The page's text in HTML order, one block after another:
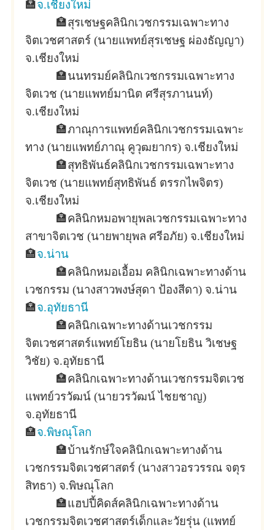
🏣จ.เชียงใหม่
🏣สุรเชษฐคลินิกเวชกรรมเฉพาะทาง
จิตเวชศาสตร์ (นายแพทย์สุรเชษฐ ผ่องธัญญา)
จ.เชียงใหม่
🏣นนทรมย์คลินิกเวชกรรมเฉพาะทาง
จิตเวช (นายแพทย์มานิต ศรีสุรภานนท์)
จ.เชียงใหม่
🏣ภาณุการแพทย์คลินิกเวชกรรมเฉพาะ
ทาง (นายแพทย์ภาณุ คูวุฒยากร) จ.เชียงใหม่
🏣สุทธิพันธ์คลินิกเวชกรรมเฉพาะทาง
จิตเวช (นายแพทย์สุทธิพันธ์ ตรรกไพจิตร)
จ.เชียงใหม่
🏣คลินิกหมอพายุพลเวชกรรมเฉพาะทาง
สาขาจิตเวช (นายพายุพล ศรีอภัย) จ.เชียงใหม่
🏣จ.น่าน
🏣คลินิกหมอเอื้อม คลินิกเฉพาะทางด้าน
เวชกรรม (นางสาวพงษ์สุดา ป้องสีดา) จ.น่าน
🏣จ.อุทัยธานี
🏣คลินิกเฉพาะทางด้านเวชกรรม
จิตเวชศาสตร์แพทย์โยธิน (นายโยธิน วิเชษฐ
วิชัย) จ.อุทัยธานี
🏣คลินิกเฉพาะทางด้านเวชกรรมจิตเวช
แพทย์วรวัฒน์ (นายวรวัฒน์ ไชยชาญ)
จ.อุทัยธานี
🏣จ.พิษณุโลก
🏣บ้านรักษ์ใจคลินิกเฉพาะทางด้าน
เวชกรรมจิตเวชศาสตร์ (นางสาวอรวรรณ จตุร
สิทธา) จ.พิษณุโลก
🏣แฮปปี้คิดส์คลินิกเฉพาะทางด้าน
เวชกรรมจิตเวชศาสตร์เด็กและวัยรุ่น (แพทย์